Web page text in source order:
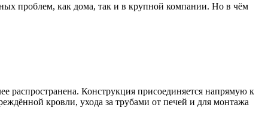
проблем, как дома, так и в крупной компании. Но в чём
распространена. Конструкция присоединяется напрямую к
кровли, ухода за трубами от печей и для монтажа